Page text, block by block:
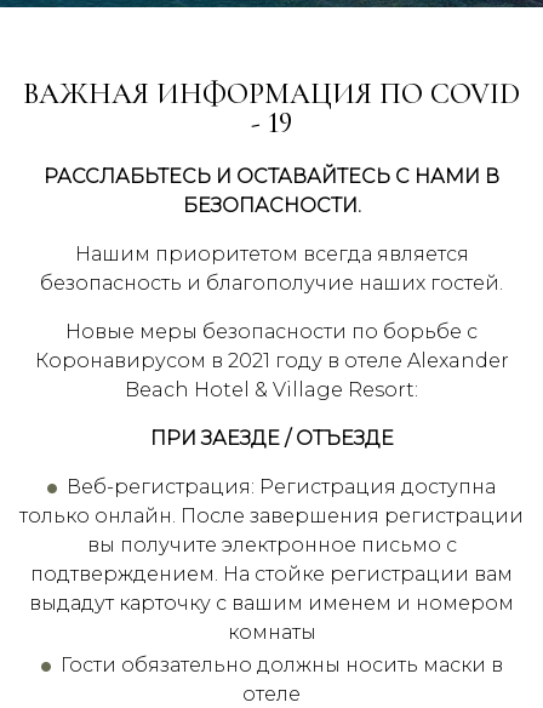
ВАЖНАЯ ИНФОРМАЦИЯ ПО COVID
- 19
РАССЛАБЬТЕСЬ И ОСТАВАЙТЕСЬ С НАМИ В
БЕЗОПАСНОСТИ.
Нашим приоритетом всегда является
безопасность и благополучие наших гостей.
Новые меры безопасности по борьбе с
Коронавирусом в 2021 году в отеле Alexander
Beach Hotel & Village Resort:
ПРИ ЗАЕЗДЕ / ОТЪЕЗДE
Веб-регистрация: Регистрация доступна
только онлайн. После завершения регистрации
вы получите электронное письмо с
подтверждением. На стойке регистрации вам
выдадут карточку с вашим именем и номером
комнаты
Гости обязательно должны носить маски в
отеле